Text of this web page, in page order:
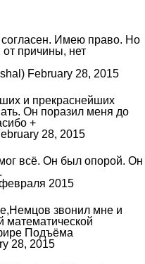
Имею право. Но
причины, нет
February 28, 2015
и прекраснейших
Он поразил меня до
+
28, 2015
всё. Он был опорой. Он
2015
звонил мне и
математической
Подъёма
28, 2015